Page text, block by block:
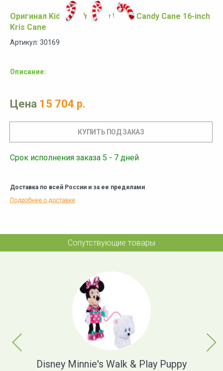
Оригинал Kidrobot Yummy World Candy Cane 16-inch
Kris Cane
Артикул: 30169
Описание:
Цена 15 704 р.
Срок исполнения заказа 5 - 7 дней
Доставка по всей России и за ее пределами
Подробнее о доставке
Сопутствующие товары
Previous
Disney Minnie's Walk & Play Puppy
Next